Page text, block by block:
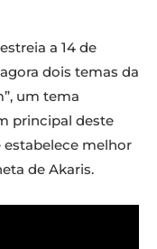
a 14 de
dois temas da
um tema
principal deste
estabelece melhor
de Akaris.